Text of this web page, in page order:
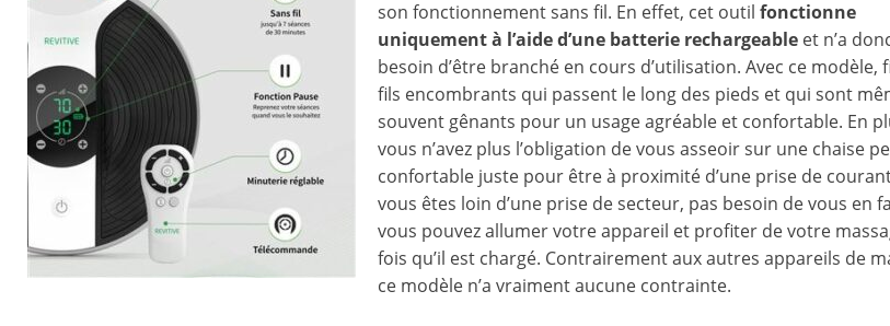
son fonctionnement sans fil. En effet, cet outil fonctionne
uniquement à l’aide d’une batterie rechargeable et n’a
besoin d’être branché en cours d’utilisation. Avec ce modèle,
fils encombrants qui passent le long des pieds et qui sont
souvent gênants pour un usage agréable et confortable. En
vous n’avez plus l’obligation de vous asseoir sur une chaise
confortable juste pour être à proximité d’une prise de
vous êtes loin d’une prise de secteur, pas besoin de vous en
vous pouvez allumer votre appareil et profiter de votre
fois qu’il est chargé. Contrairement aux autres appareils de
ce modèle n’a vraiment aucune contrainte.